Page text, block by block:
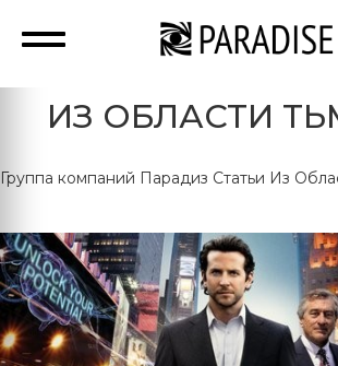
ИЗ ОБЛАСТИ
Группа компаний Парадиз Статьи Из